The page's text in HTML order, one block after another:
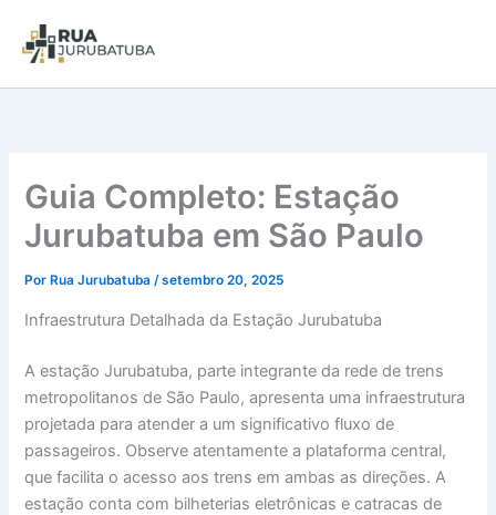
Guia Completo: Estação
Jurubatuba em São Paulo
Por Rua Jurubatuba/setembro 20, 2025
Infraestrutura Detalhada da Estação Jurubatuba
A estação Jurubatuba, parte integrante da rede de trens
metropolitanos de São Paulo, apresenta uma infraestrutura
projetada para atender a um significativo fluxo de
passageiros. Observe atentamente a plataforma central,
que facilita o acesso aos trens em ambas as direções. A
estação conta com bilheterias eletrônicas e catracas de